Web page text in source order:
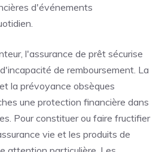
d'événements
l'assurance de prêt sécurise
de remboursement. La
la prévoyance obsèques
une protection financière dans
Pour constituer ou faire fructifier
vie et les produits de